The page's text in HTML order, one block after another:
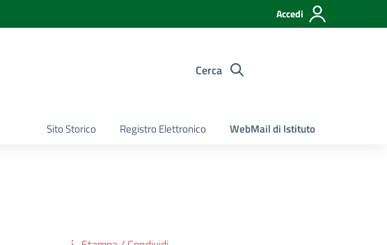
Accedi
Cerca
Sito Storico Registro Elettronico WebMail di Istituto